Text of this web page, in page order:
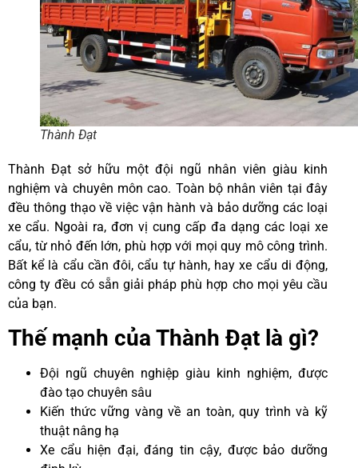
Thành Đạt
Thành Đạt sở hữu một đội ngũ nhân viên giàu kinh
nghiệm và chuyên môn cao. Toàn bộ nhân viên tại đây
đều thông thạo về việc vận hành và bảo dưỡng các loại
xe cẩu. Ngoài ra, đơn vị cung cấp đa dạng các loại xe
cẩu, từ nhỏ đến lớn, phù hợp với mọi quy mô công trình.
Bất kể là cẩu cần đôi, cẩu tự hành, hay xe cẩu di động,
công ty đều có sẵn giải pháp phù hợp cho mọi yêu cầu
của bạn.
Thế mạnh của Thành Đạt là gì?
Đội ngũ chuyên nghiệp giàu kinh nghiệm, được
đào tạo chuyên sâu
Kiến thức vững vàng về an toàn, quy trình và kỹ
thuật nâng hạ
Xe cẩu hiện đại, đáng tin cậy, được bảo dưỡng